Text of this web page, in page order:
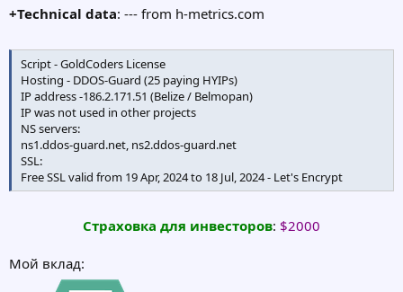
+Technical data: --- from h-metrics.com
Script - GoldCoders License
Hosting - DDOS-Guard (25 paying HYIPs)
IP address -186.2.171.51 (Belize / Belmopan)
IP was not used in other projects
NS servers:
ns1.ddos-guard.net, ns2.ddos-guard.net
SSL:
Free SSL valid from 19 Apr, 2024 to 18 Jul, 2024 - Let's Encrypt
Cтраховка для инвесторов: $2000
Мой вклад: